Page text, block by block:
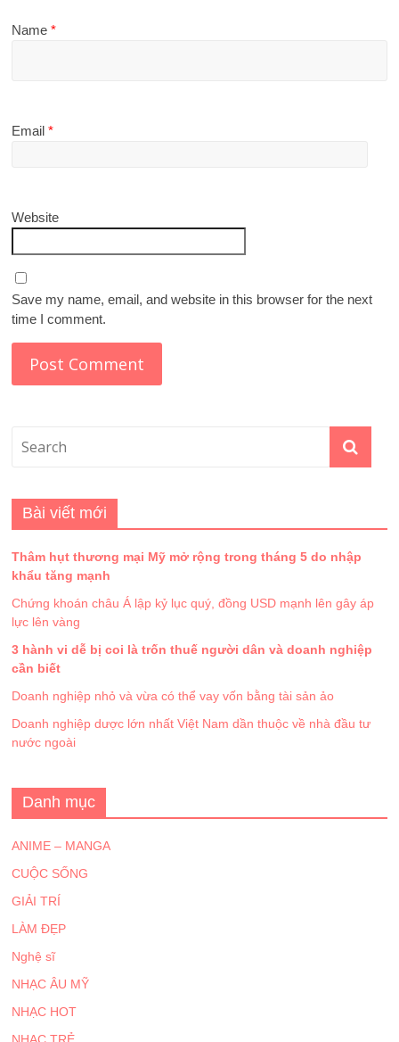
Name*
Email*
Website
Save my name, email, and website in this browser for the next
time I comment.
Bài viết mới
Thâm hụt thương mại Mỹ mở rộng trong tháng 5 do nhập
khẩu tăng mạnh
Chứng khoán châu Á lập kỷ lục quý, đồng USD mạnh lên gây áp
lực lên vàng
3 hành vi dễ bị coi là trốn thuế người dân và doanh nghiệp
cần biết
Doanh nghiệp nhỏ và vừa có thể vay vốn bằng tài sản ảo
Doanh nghiệp dược lớn nhất Việt Nam dần thuộc về nhà đầu tư
nước ngoài
Danh mục
ANIME – MANGA
CUỘC SỐNG
GIẢI TRÍ
LÀM ĐẸP
Nghệ sĩ
NHẠC ÂU MỸ
NHẠC HOT